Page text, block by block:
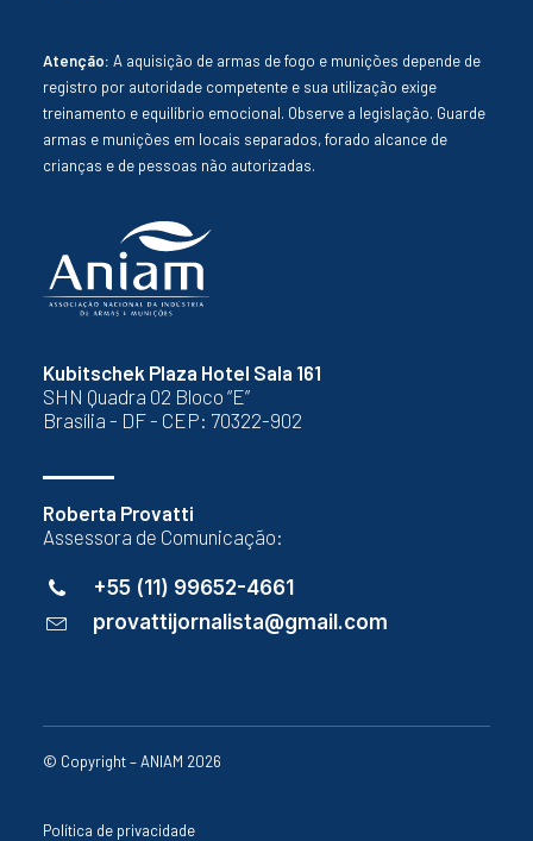
Kubitschek Plaza Hotel Sala 161
SHN Quadra 02 Bloco “E”
Brasília - DF - CEP: 70322-902
Roberta Provatti
Assessora de Comunicação:
+55 (11) 99652-4661
provattijornalista@gmail.com
Atenção: A aquisição de armas de fogo e munições depende de
registro por autoridade competente e sua utilização exige
treinamento e equilíbrio emocional. Observe a legislação. Guarde
armas e munições em locais separados, forado alcance de
crianças e de pessoas não autorizadas.
© Copyright – ANIAM 2026
Política de privacidade